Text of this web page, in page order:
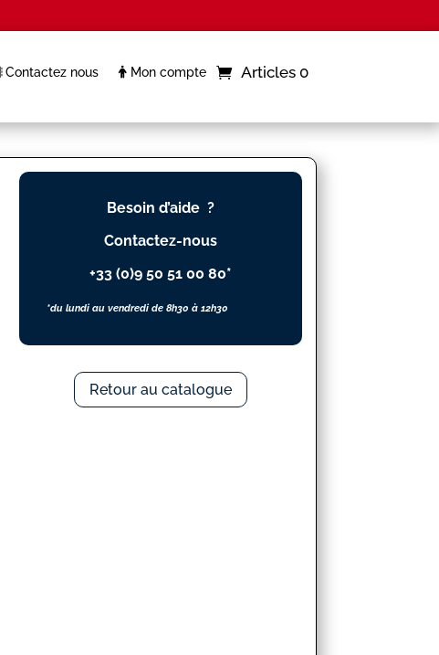
Contactez nous Mon compte Articles 0
Besoin d’aide ?
Contactez-nous
+33 (0)9 50 51 00 80*
*du lundi au vendredi de 8h30 à 12h30
Retour au catalogue